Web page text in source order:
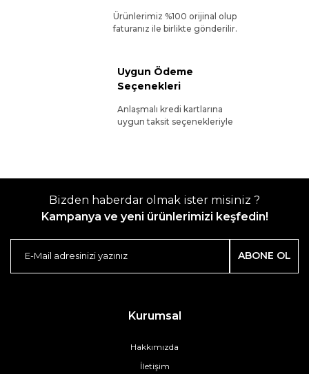
Ürünlerimiz %100 orijinal olup
faturanız ile birlikte gönderilir.
Uygun Ödeme
Seçenekleri
Anlaşmalı kredi kartlarına
uygun taksit seçenekleriyle
Bizden haberdar olmak ister misiniz ?
Kampanya ve yeni ürünlerimizi keşfedin!
ABONE OL
Kurumsal
Hakkımızda
İletişim